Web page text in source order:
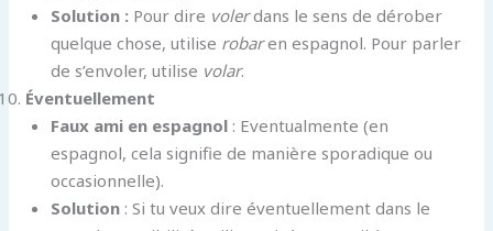
Solution :Pour dire volerdans le sens de dérober
quelque chose, utilise robaren espagnol. Pour parler
de s’envoler, utilise volar.
Éventuellement
Faux ami en espagnol: Eventualmente (en
espagnol, cela signifie de manière sporadique ou
occasionnelle).
Solution : Si tu veux dire éventuellement dans le